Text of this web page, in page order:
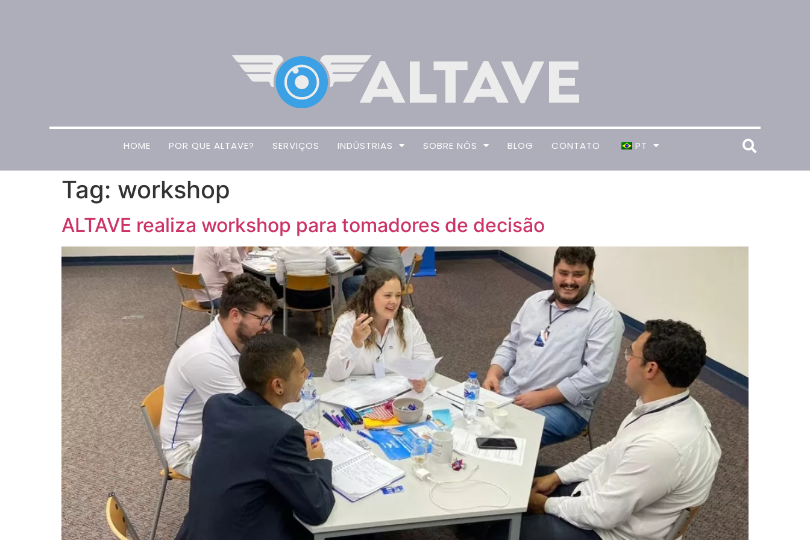
HOME POR QUE ALTAVE? SERVIÇOS INDÚSTRIAS SOBRE NÓS BLOG CONTATO PT
Tag: workshop
ALTAVE realiza workshop para tomadores de decisão